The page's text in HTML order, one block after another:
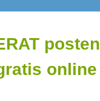
posten
online